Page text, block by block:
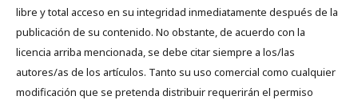
libre y total acceso en su integridad inmediatamente después de la
publicación de su contenido. No obstante, de acuerdo con la
licencia arriba mencionada, se debe citar siempre a los/las
autores/as de los artículos. Tanto su uso comercial como cualquier
modificación que se pretenda distribuir requerirán el permiso